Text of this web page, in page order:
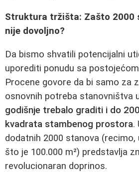
Struktura tržišta: Zašto 2000
nije dovoljno?
Da bismo shvatili potencijalni
uporediti ponudu sa
Procene govore da bi samo za
osnovnih potreba stanovništva
godišnje trebalo graditi i do
kvadrata stambenog prostora.
dodatnih 2000 stanova (recimo,
što je 100.000 m²) predstavlja
revolucionaran doprinos.